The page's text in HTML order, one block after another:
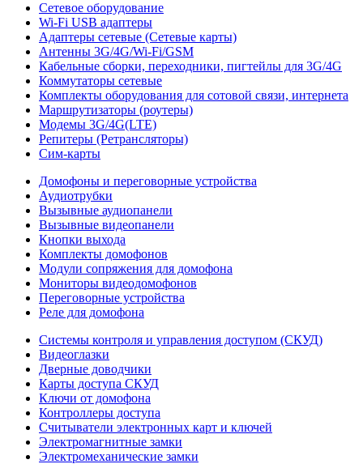
Сетевое оборудование
Wi-Fi USB адаптеры
Адаптеры сетевые (Сетевые карты)
Антенны 3G/4G/Wi-Fi/GSM
Кабельные сборки, переходники, пигтейлы для 3G/4G
Коммутаторы сетевые
Комплекты оборудования для сотовой связи, интернета
Маршрутизаторы (роутеры)
Модемы 3G/4G(LTE)
Репитеры (Ретрансляторы)
Сим-карты
Домофоны и переговорные устройства
Аудиотрубки
Вызывные аудиопанели
Вызывные видеопанели
Кнопки выхода
Комплекты домофонов
Модули сопряжения для домофона
Мониторы видеодомофонов
Переговорные устройства
Реле для домофона
Системы контроля и управления доступом (СКУД)
Видеоглазки
Дверные доводчики
Карты доступа СКУД
Ключи от домофона
Контроллеры доступа
Считыватели электронных карт и ключей
Электромагнитные замки
Электромеханические замки